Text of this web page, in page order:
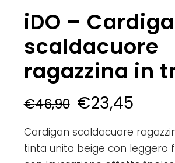
iDO –
scaldacuore
ragazzina in
€46,90 €23,45
Cardigan scaldacuore
tinta unita beige con leggero